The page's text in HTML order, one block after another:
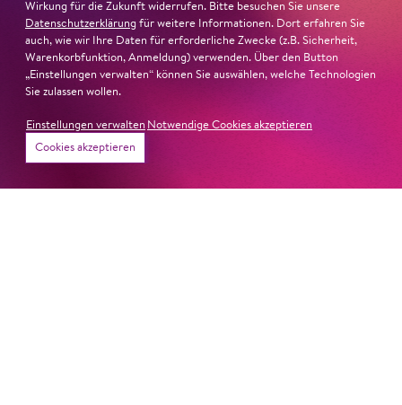
zurück, lobt die Jury Ambur Braids stimmliche Wucht
und ihre starke Bühnenpräsenz:
»In dem überwältigenden Farbenreichtum ihres Spiels
sind Auflehnung und Verletzlichkeit ebenso nachfühlbar
wie die verzweifelte Einsamkeit ihrer Figur.«
Begründung
Wirkung für die Zukunft widerrufen. Bitte besuchen Sie unsere
Datenschutzerklärung für weitere Informationen. Dort erfahren Sie
auch, wie wir Ihre Daten für erforderliche Zwecke (z.B. Sicherheit,
Warenkorbfunktion, Anmeldung) verwenden. Über den Button
„Einstellungen verwalten“ können Sie auswählen, welche Technologien
Sie zulassen wollen.
Einstellungen verwalten Notwendige Cookies akzeptieren
Cookies akzeptieren